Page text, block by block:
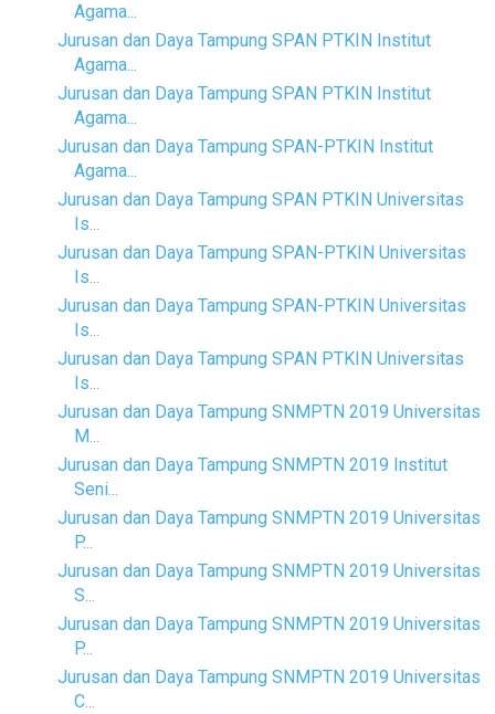
Agama...
Jurusan dan Daya Tampung SPAN PTKIN Institut
Agama...
Jurusan dan Daya Tampung SPAN PTKIN Institut
Agama...
Jurusan dan Daya Tampung SPAN-PTKIN Institut
Agama...
Jurusan dan Daya Tampung SPAN PTKIN Universitas
Is...
Jurusan dan Daya Tampung SPAN-PTKIN Universitas
Is...
Jurusan dan Daya Tampung SPAN-PTKIN Universitas
Is...
Jurusan dan Daya Tampung SPAN PTKIN Universitas
Is...
Jurusan dan Daya Tampung SNMPTN 2019 Universitas
M...
Jurusan dan Daya Tampung SNMPTN 2019 Institut
Seni...
Jurusan dan Daya Tampung SNMPTN 2019 Universitas
P...
Jurusan dan Daya Tampung SNMPTN 2019 Universitas
S...
Jurusan dan Daya Tampung SNMPTN 2019 Universitas
P...
Jurusan dan Daya Tampung SNMPTN 2019 Universitas
C...